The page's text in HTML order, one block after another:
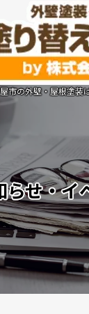
市の外壁・屋根塗装
らせ・イ